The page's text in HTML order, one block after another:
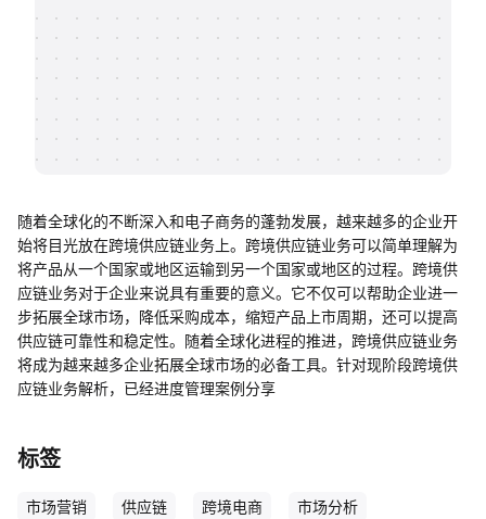
帮助中心
知识分享社区
随着全球化的不断深入和电子商务的蓬勃发展，越来越多的企业开
始将目光放在跨境供应链业务上。跨境供应链业务可以简单理解为
将产品从一个国家或地区运输到另一个国家或地区的过程。跨境供
应链业务对于企业来说具有重要的意义。它不仅可以帮助企业进一
步拓展全球市场，降低采购成本，缩短产品上市周期，还可以提高
供应链可靠性和稳定性。随着全球化进程的推进，跨境供应链业务
将成为越来越多企业拓展全球市场的必备工具。针对现阶段跨境供
应链业务解析，已经进度管理案例分享
标签
市场营销 供应链 跨境电商 市场分析